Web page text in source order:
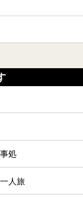
処
人旅